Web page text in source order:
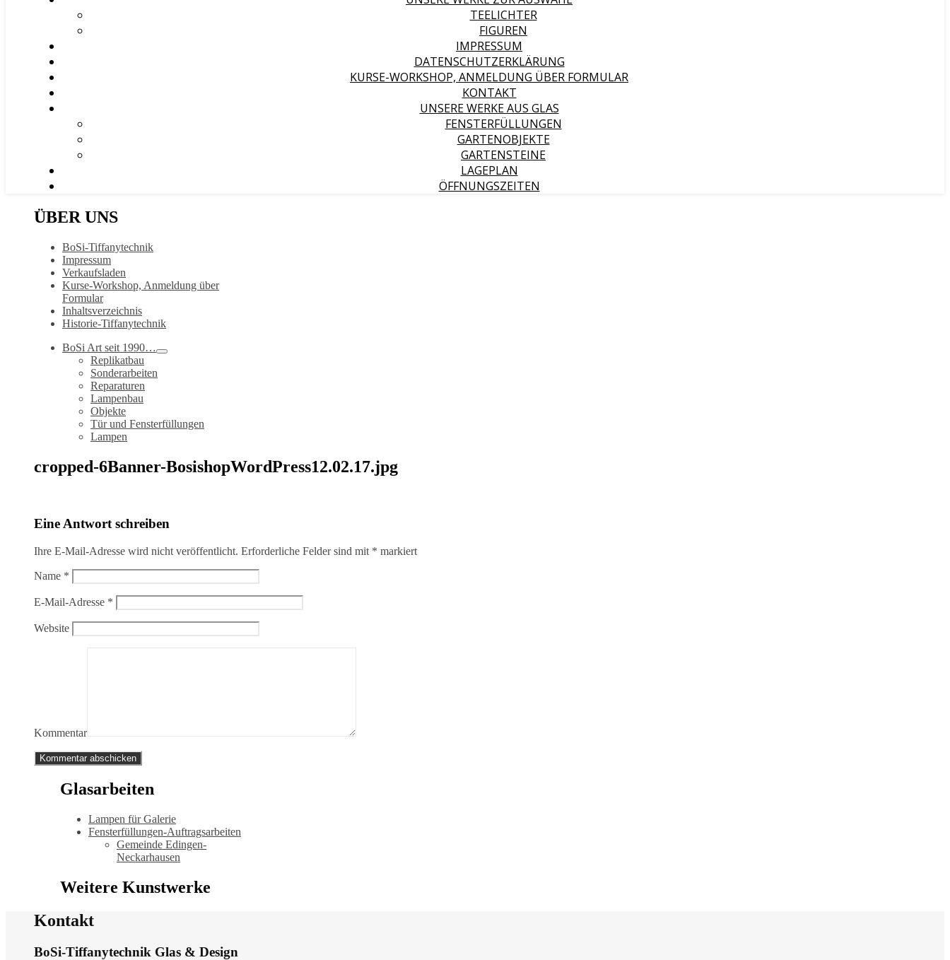
TEELICHTER
FIGUREN
IMPRESSUM
DATENSCHUTZERKLÄRUNG
KURSE-WORKSHOP, ANMELDUNG ÜBER FORMULAR
KONTAKT
UNSERE WERKE AUS GLAS
FENSTERFÜLLUNGEN
GARTENOBJEKTE
GARTENSTEINE
LAGEPLAN
ÖFFNUNGSZEITEN
ÜBER UNS
BoSi-Tiffanytechnik
Impressum
Verkaufsladen
Kurse-Workshop, Anmeldung über
Formular
Inhaltsverzeichnis
Historie-Tiffanytechnik
BoSi Art seit 1990…
Replikatbau
Sonderarbeiten
Reparaturen
Lampenbau
Objekte
Tür und Fensterfüllungen
Lampen
cropped-6Banner-BosishopWordPress12.02.17.jpg
Eine Antwort schreiben
Ihre E-Mail-Adresse wird nicht veröffentlicht. Erforderliche Felder sind mit * markiert
Name *
E-Mail-Adresse *
Website
Kommentar
Glasarbeiten
Lampen für Galerie
Fensterfüllungen-Auftragsarbeiten
Gemeinde Edingen-
Neckarhausen
Weitere Kunstwerke
Kontakt
BoSi-Tiffanytechnik Glas & Design